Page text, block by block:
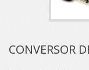
CONVERSOR